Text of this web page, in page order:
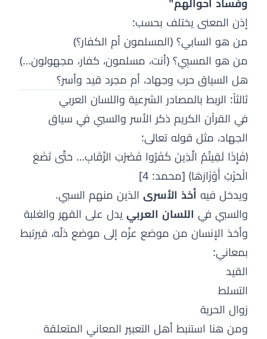
إذن المعنى يختلف بحسب:
من هو السابي؟ (المسلمون أم الكفار؟)
من هو المسبِي؟ (أنت، مسلمون، كفار، مجهولون…)
هل السياق حرب وجهاد، أم مجرد قيد وأسر؟
ثالثاً: الربط بالمصادر الشرعية واللسان العربي
في القرآن الكريم ذكر الأسر والسبي في سياق
الجهاد، مثل قوله تعالى:
﴿فَإِذَا لَقِيتُمُ الَّذِينَ كَفَرُوا فَضَرْبَ الرِّقَابِ… حَتَّىٰ تَضَعَ
الْحَرْبُ أَوْزَارَهَا﴾ [محمد: 4]
ويدخل فيه أخذ الأسرى الذين منهم السبي.
والسبي في اللسان العربييدل على القهر والغلبة
وأخذ الإنسان من موضع عزّه إلى موضع ذلّه، فيرتبط
بمعاني:
القيد
التسلط
زوال الحرية
ومن هنا استنبط أهل التعبير المعاني المتعلقة